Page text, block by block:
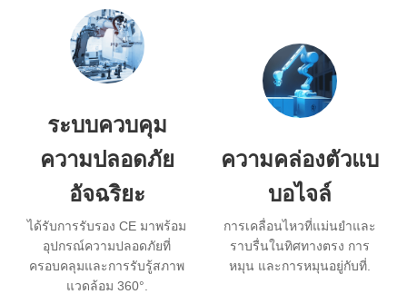
ระบบควบคุม
ความปลอดภัย
อัจฉริยะ
ได้รับการรับรอง CE มาพร้อม
อุปกรณ์ความปลอดภัยที่
ครอบคลุมและการรับรู้สภาพ
แวดล้อม 360°.
ความคล่องตัวแบ
บอไจล์
การเคลื่อนไหวที่แม่นยำและ
ราบรื่นในทิศทางตรง การ
หมุน และการหมุนอยู่กับที่.